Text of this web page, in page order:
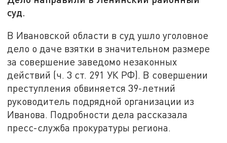
суд.
В Ивановской области в суд ушло уголовное
дело о даче взятки в значительном размере
за совершение заведомо незаконных
действий (ч. 3 ст. 291 УК РФ). В совершении
преступления обвиняется 39-летний
руководитель подрядной организации из
Иванова. Подробности дела рассказала
пресс-служба прокуратуры региона.